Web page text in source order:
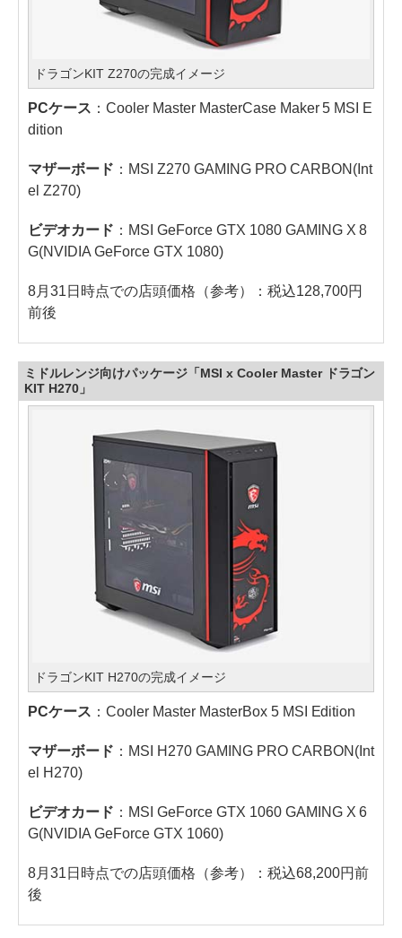
ドラゴンKIT Z270の完成イメージ
PCケース ：Cooler Master MasterCase Maker 5 MSI E
dition
マザーボード ：MSI Z270 GAMING PRO CARBON(Int
el Z270)
ビデオカード ：MSI GeForce GTX 1080 GAMING X 8
G(NVIDIA GeForce GTX 1080)
8月31日時点での店頭価格（参考）：税込128,700円
前後
ミドルレンジ向けパッケージ「MSI x Cooler Master ドラゴン
KIT H270」
ドラゴンKIT H270の完成イメージ
PCケース ：Cooler Master MasterBox 5 MSI Edition
マザーボード ：MSI H270 GAMING PRO CARBON(Int
el H270)
ビデオカード ：MSI GeForce GTX 1060 GAMING X 6
G(NVIDIA GeForce GTX 1060)
8月31日時点での店頭価格（参考）：税込68,200円前
後